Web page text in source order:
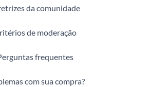
da comunidade
de moderação
frequentes
com sua compra?